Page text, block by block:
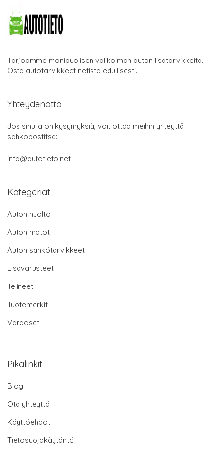
Tarjoamme monipuolisen valikoiman auton lisätarvikkeita.
Osta autotarvikkeet netistä edullisesti.
Yhteydenotto
Jos sinulla on kysymyksiä, voit ottaa meihin yhteyttä
sähköpostitse:
info@autotieto.net
Kategoriat
Auton huolto
Auton matot
Auton sähkötarvikkeet
Lisävarusteet
Telineet
Tuotemerkit
Varaosat
Pikalinkit
Blogi
Ota yhteyttä
Käyttöehdot
Tietosuojakäytäntö